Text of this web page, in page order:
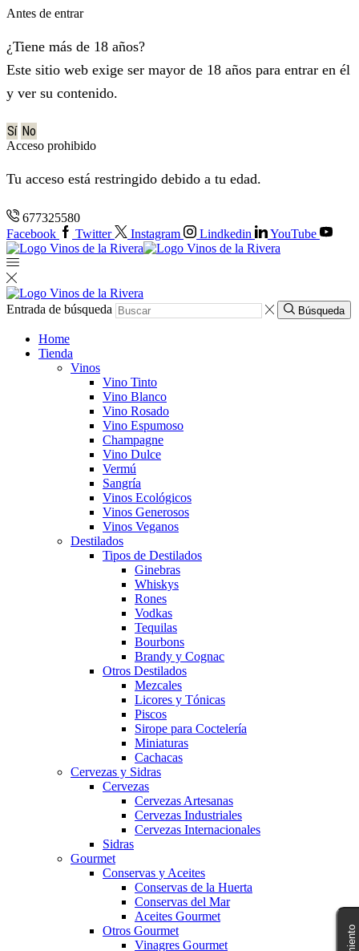
Antes de entrar
¿Tiene más de 18 años?
Este sitio web exige ser mayor de 18 años para entrar en él
y ver su contenido.
Sí No
Acceso prohibido
Tu acceso está restringido debido a tu edad.
677325580
Facebook
Twitter Instagram Lindkedin YouTube
Entrada de búsqueda Búsqueda
Home
Tienda
Vinos
Vino Tinto
Vino Blanco
Vino Rosado
Vino Espumoso
Champagne
Vino Dulce
Vermú
Sangría
Vinos Ecológicos
Vinos Generosos
Vinos Veganos
Destilados
Tipos de Destilados
Ginebras
Whiskys
Rones
Vodkas
Tequilas
Bourbons
Brandy y Cognac
Otros Destilados
Mezcales
Licores y Tónicas
Piscos
Sirope para Coctelería
Miniaturas
Cachacas
Cervezas y Sidras
Cervezas
Cervezas Artesanas
Cervezas Industriales
Cervezas Internacionales
Sidras
Gourmet
Conservas y Aceites
Conservas de la Huerta
Conservas del Mar
Aceites Gourmet
Otros Gourmet
Vinagres Gourmet